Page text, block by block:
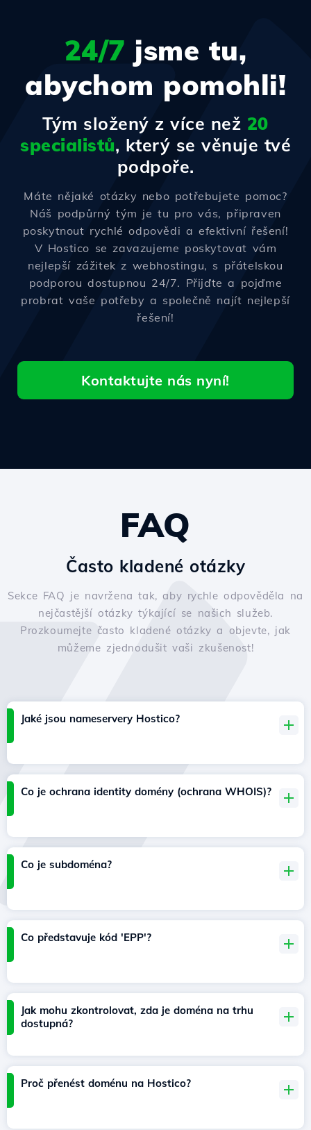
24/7 jsme tu,
abychom pomohli!
Tým složený z více než 20
specialistů, který se věnuje tvé
podpoře.
Máte nějaké otázky nebo potřebujete pomoc?
Náš podpůrný tým je tu pro vás, připraven
poskytnout rychlé odpovědi a efektivní řešení!
V Hostico se zavazujeme poskytovat vám
nejlepší zážitek z webhostingu, s přátelskou
podporou dostupnou 24/7. Přijďte a pojďme
probrat vaše potřeby a společně najít nejlepší
řešení!
Kontaktujte nás nyní!
FAQ
Často kladené otázky
Sekce FAQ je navržena tak, aby rychle odpověděla na
nejčastější otázky týkající se našich služeb.
Prozkoumejte často kladené otázky a objevte, jak
můžeme zjednodušit vaši zkušenost!
Jaké jsou nameservery Hostico?
Co je ochrana identity domény (ochrana WHOIS)?
Co je subdoména?
Co představuje kód 'EPP'?
Jak mohu zkontrolovat, zda je doména na trhu
dostupná?
Proč přenést doménu na Hostico?